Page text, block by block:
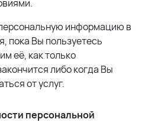
информацию в
пока Вы пользуетесь
её, как только
либо когда Вы
от услуг.
персональной